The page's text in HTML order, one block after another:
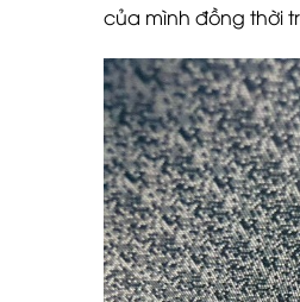
của mình đồng thời